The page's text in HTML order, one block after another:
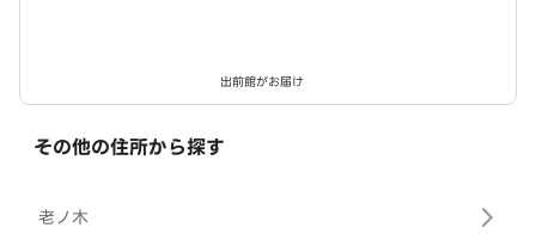
出前館がお届け
その他の住所から探す
老ノ木